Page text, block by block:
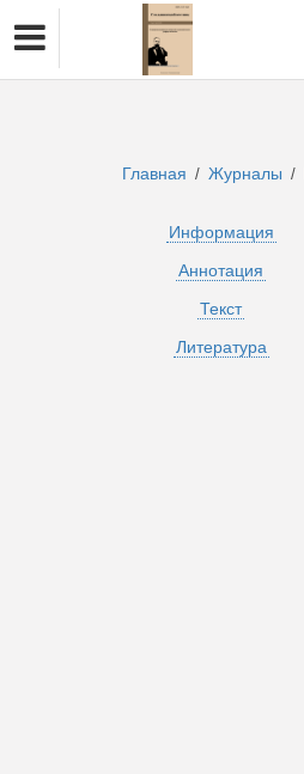
Главная / Журналы /
Информация
Аннотация
Текст
Литература